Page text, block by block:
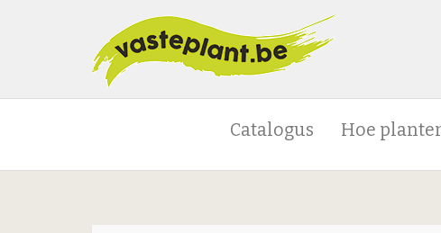
Catalogus Hoe